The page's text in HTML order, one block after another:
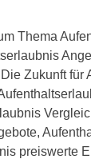
Thema
Zukunft für
preiswerte